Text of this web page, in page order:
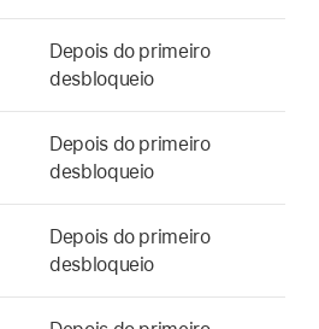
Depois do primeiro
desbloqueio
Depois do primeiro
desbloqueio
Depois do primeiro
desbloqueio